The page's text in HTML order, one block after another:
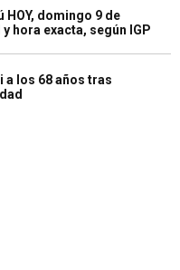
HOY, domingo 9 de
hora exacta, según IGP
a los 68 años tras